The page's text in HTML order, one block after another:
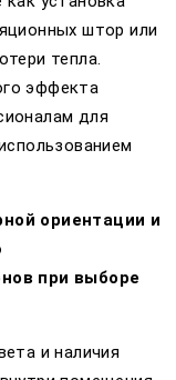
штор или
тепла.
эффекта
для
ориентации и
при выборе
и наличия